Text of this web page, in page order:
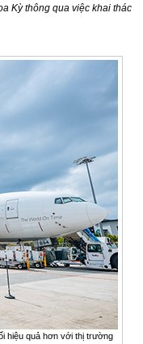
Kỳ thông qua việc khai thác
hiệu quả hơn với thị trường